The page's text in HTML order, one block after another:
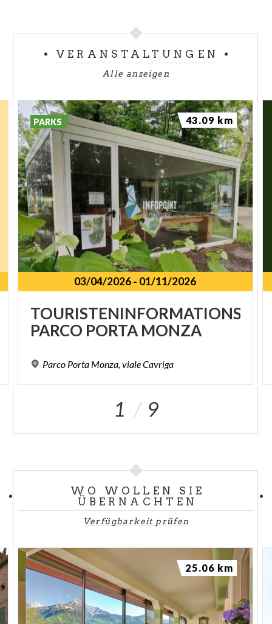
VERANSTALTUNGEN
Alle anzeigen
03/04/2026- 01/11/2026
PARCO PORTA MONZA
Parco Porta Monza,vialeCavriga
PARKS 43.09 km
1 9
WO WOLLEN SIE
ÜBERNACHTEN
Verfügbarkeit prüfen
25.06 km